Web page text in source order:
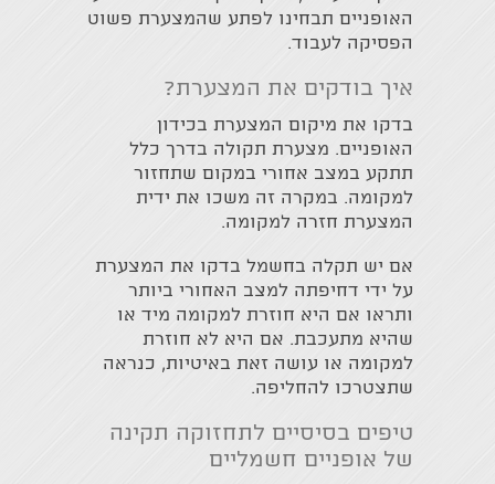
האופניים תבחינו לפתע שהמצערת פשוט
הפסיקה לעבוד.
איך בודקים את המצערת?
בדקו את מיקום המצערת בכידון
האופניים. מצערת תקולה בדרך כלל
תתקע במצב אחורי במקום שתחזור
למקומה. במקרה זה משכו את ידית
המצערת חזרה למקומה.
אם יש תקלה בחשמל בדקו את המצערת
על ידי דחיפתה למצב האחורי ביותר
ותראו אם היא חוזרת למקומה מיד או
שהיא מתעכבת. אם היא לא חוזרת
למקומה או עושה זאת באיטיות, כנראה
שתצטרכו להחליפה.
טיפים בסיסיים לתחזוקה תקינה
של אופניים חשמליים